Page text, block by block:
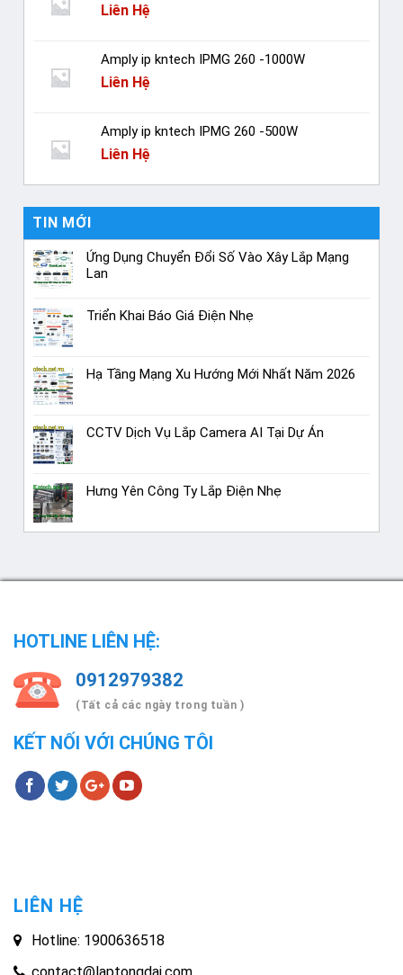
Liên Hệ
Amply ip kntech IPMG 260 -1000W
Liên Hệ
Amply ip kntech IPMG 260 -500W
Liên Hệ
TIN MỚI
Ứng Dụng Chuyển Đổi Số Vào Xây Lắp Mạng
Lan
Triển Khai Báo Giá Điện Nhẹ
Hạ Tầng Mạng Xu Hướng Mới Nhất Năm 2026
CCTV Dịch Vụ Lắp Camera AI Tại Dự Án
Hưng Yên Công Ty Lắp Điện Nhẹ
HOTLINE LIÊN HỆ:
0912979382
(Tất cả các ngày trong tuần )
KẾT NỐI VỚI CHÚNG TÔI
LIÊN HỆ
Hotline: 1900636518